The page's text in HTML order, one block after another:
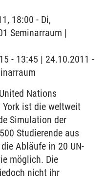
18:00 - Di,
Seminarraum |
- 13:45 | 24.10.2011 -
Nations
York ist die weltweit
Simulation der
Studierende aus
Abläufe in 20 UN-
möglich. Die
nicht ihr